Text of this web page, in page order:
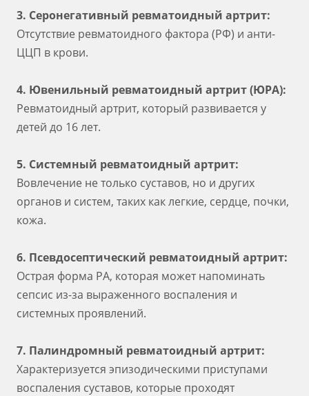
3. Серонегативный ревматоидный артрит:
Отсутствие ревматоидного фактора (РФ) и анти-
ЦЦП в крови.
4. Ювенильный ревматоидный артрит (ЮРА):
Ревматоидный артрит, который развивается у
детей до 16 лет.
5. Системный ревматоидный артрит:
Вовлечение не только суставов, но и других
органов и систем, таких как легкие, сердце, почки,
кожа.
6. Псевдосептический ревматоидный артрит:
Острая форма РА, которая может напоминать
сепсис из-за выраженного воспаления и
системных проявлений.
7. Палиндромный ревматоидный артрит:
Характеризуется эпизодическими приступами
воспаления суставов, которые проходят